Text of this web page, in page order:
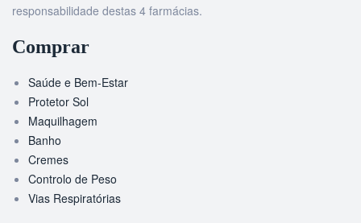
responsabilidade destas 4 farmácias.
Comprar
Saúde e Bem-Estar
Protetor Sol
Maquilhagem
Banho
Cremes
Controlo de Peso
Vias Respiratórias